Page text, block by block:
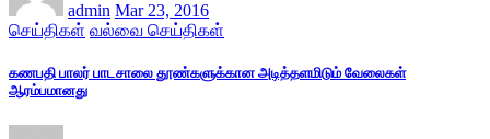
admin Mar 23, 2016
செய்திகள் வல்வை செய்திகள்
கணபதி பாலர் பாடசாலை தூண்களுக்கான அடித்தளமிடும் வேலைகள்
ஆரம்பமானது